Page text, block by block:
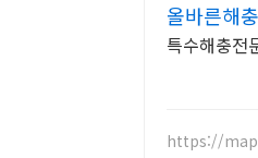
올바른해
특수해충전
https://